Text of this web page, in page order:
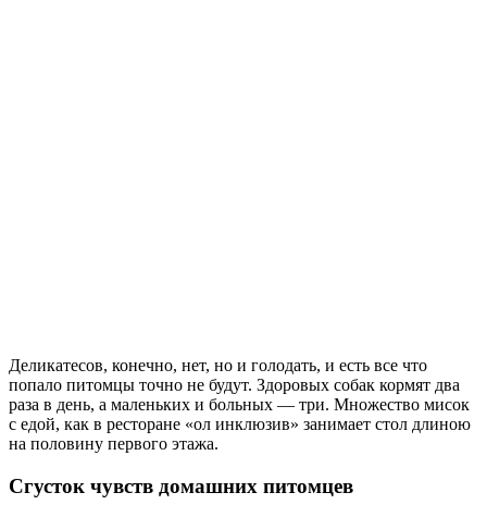
Деликатесов, конечно, нет, но и голодать, и есть все что
попало питомцы точно не будут. Здоровых собак кормят два
раза в день, а маленьких и больных — три. Множество мисок
с едой, как в ресторане «ол инклюзив» занимает стол длиною
на половину первого этажа.
Сгусток чувств домашних питомцев